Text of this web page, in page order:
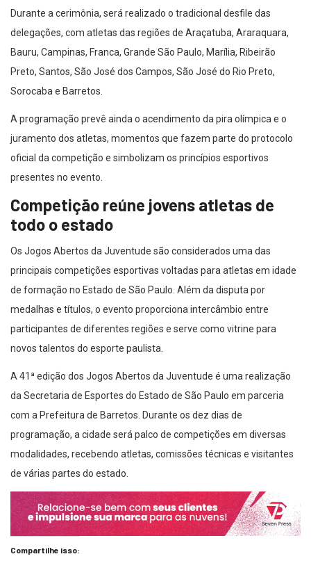
delegações, com atletas das regiões de Araçatuba, Araraquara,
Bauru, Campinas, Franca, Grande São Paulo, Marília, Ribeirão
Preto, Santos, São José dos Campos, São José do Rio Preto,
Sorocaba e Barretos.
juramento dos atletas, momentos que fazem parte do protocolo
oficial da competição e simbolizam os princípios esportivos
presentes no evento.
Competição reúne jovens atletas de
todo o estado
Os Jogos Abertos da Juventude são considerados uma das
principais competições esportivas voltadas para atletas em idade
de formação no Estado de São Paulo. Além da disputa por
medalhas e títulos, o evento proporciona intercâmbio entre
participantes de diferentes regiões e serve como vitrine para
novos talentos do esporte paulista.
da Secretaria de Esportes do Estado de São Paulo em parceria
com a Prefeitura de Barretos. Durante os dez dias de
programação, a cidade será palco de competições em diversas
modalidades, recebendo atletas, comissões técnicas e visitantes
de várias partes do estado.
Compartilhe isso:
Facebook